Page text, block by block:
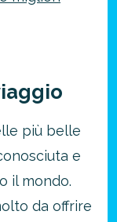
più belle
e
il mondo.
da offrire